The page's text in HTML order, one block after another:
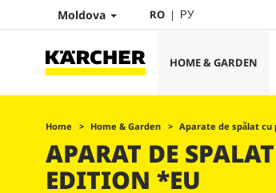
Moldova RO РУ
HOME & GARDEN
Home Home & Garden Aparate de spălat cu
APARAT DE
EDITION *EU